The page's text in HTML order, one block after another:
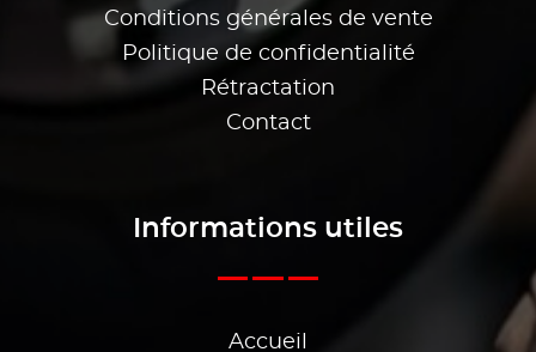
Conditions générales de vente
Politique de confidentialité
Rétractation
Contact
Informations utiles
Accueil